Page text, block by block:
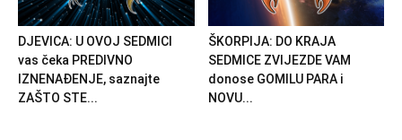
DJEVICA: U OVOJ SEDMICI
vas čeka PREDIVNO
IZNENAĐENJE, saznajte
ZAŠTO STE...
ŠKORPIJA: DO KRAJA
SEDMICE ZVIJEZDE VAM
donose GOMILU PARA i
NOVU...